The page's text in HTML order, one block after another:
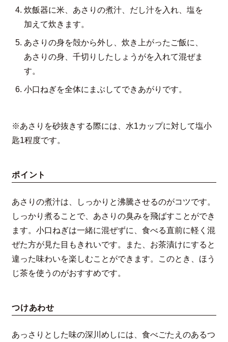
炊飯器に米、あさりの煮汁、だし汁を入れ、塩を
加えて炊きます。
あさりの身を殻から外し、炊き上がったご飯に、
あさりの身、千切りしたしょうがを入れて混ぜま
す。
小口ねぎを全体にまぶしてできあがりです。
※あさりを砂抜きする際には、水1カップに対して塩小
匙1程度です。
ポイント
あさりの煮汁は、しっかりと沸騰させるのがコツです。
しっかり煮ることで、あさりの臭みを飛ばすことができ
ます。小口ねぎは一緒に混ぜずに、食べる直前に軽く混
ぜた方が見た目もきれいです。また、お茶漬けにすると
違った味わいを楽しむことができます。このとき、ほう
じ茶を使うのがおすすめです。
つけあわせ
あっさりとした味の深川めしには、食べごたえのあるつ